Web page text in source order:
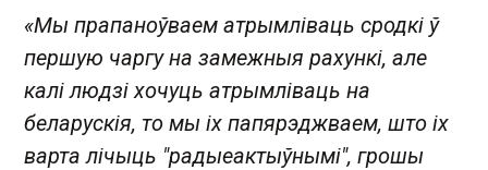
«Мы прапаноўваем атрымліваць сродкі ў
першую чаргу на замежныя рахункі, але
калі людзі хочуць атрымліваць на
беларускія, то мы іх папярэджваем, што іх
варта лічыць "радыеактыўнымі", грошы